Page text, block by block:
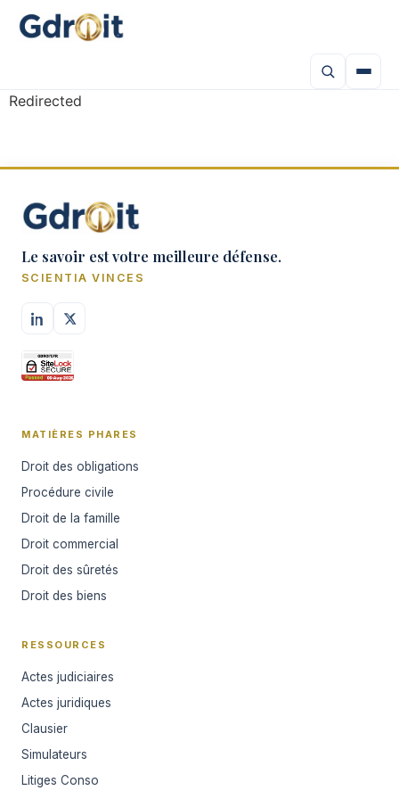
Redirected
Le savoir est votre meilleure défense.
SCIENTIA VINCES
MATIÈRES PHARES
Droit des obligations
Procédure civile
Droit de la famille
Droit commercial
Droit des sûretés
Droit des biens
RESSOURCES
Actes judiciaires
Actes juridiques
Clausier
Simulateurs
Litiges Conso